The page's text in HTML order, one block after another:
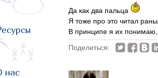
нас
Да как два пальца
Я тоже про это читал
В принципе я их понимаю,
Поделиться: